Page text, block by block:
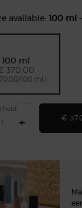
available: 100 ml-
Geselecteerd
100 ml
370,00
100 ml.)
, 1 of 1
+ €